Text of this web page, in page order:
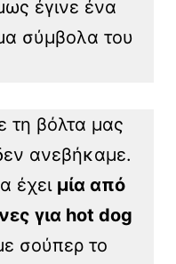
έγινε ένα
σύμβολα του
τη βόλτα μας
ανεβήκαμε.
έχει μία από
για hot dog
σούπερ το